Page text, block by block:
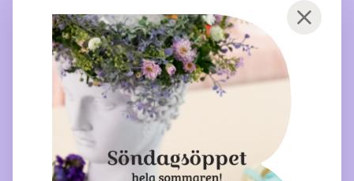
Nyhet
Giving Wall
Var med i vår julklappsinsamling – välj en lapp
Läs mer